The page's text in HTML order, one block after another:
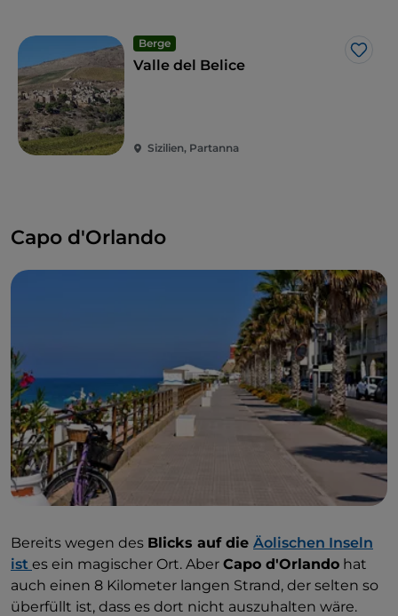
Berge
Like
Valle del Belice
Sizilien, Partanna
Capo d'Orlando
Bereits wegen des Blicks auf die Äolischen Inseln
ist es ein magischer Ort. Aber Capo d'Orlando hat
auch einen 8 Kilometer langen Strand, der selten so
überfüllt ist, dass es dort nicht auszuhalten wäre.